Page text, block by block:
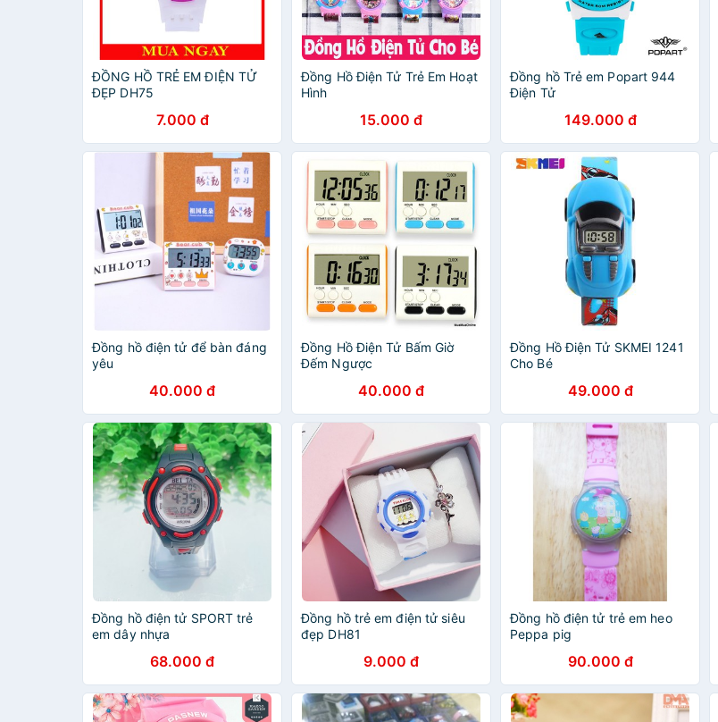
ĐỒNG HỒ TRẺ EM ĐIỆN TỬ
ĐẸP DH75
7.000 đ
Đồng Hồ Điện Tử Trẻ Em Hoạt
Hình
15.000 đ
Đồng hồ Trẻ em Popart 944
Điện Tử
149.000 đ
Đồng hồ điện tử để bàn đáng
yêu
40.000 đ
Đồng Hồ Điện Tử Bấm Giờ
Đếm Ngược
40.000 đ
Đồng Hồ Điện Tử SKMEI 1241
Cho Bé
49.000 đ
Đồng hồ điện tử SPORT trẻ
em dây nhựa
68.000 đ
Đồng hồ trẻ em điện tử siêu
đẹp DH81
9.000 đ
Đồng hồ điện tử trẻ em heo
Peppa pig
90.000 đ